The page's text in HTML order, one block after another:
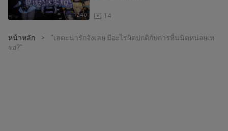
12:40 14
หน้าหลัก >
"เฮตะน่ารักจังเลย มีอะไรผิดปกติกับการหื่นนิดหน่อยเห
รอ?"